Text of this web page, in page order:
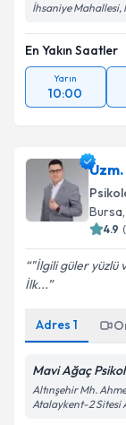
İhsaniye Mahallesi,
En Yakın Saatler
Yarın
10:00
Bursa,
4.9 (
"İlgili güler yüzlü
İlk...
Adres 1
Mavi Ağaç
Altınşehir Mh.
Atalaykent-2 Sitesi